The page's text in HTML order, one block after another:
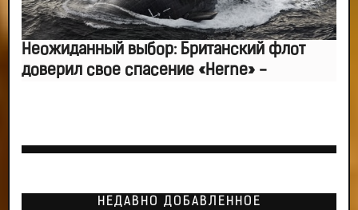
Неожиданный выбор: Британский флот
доверил свое спасение «Herne» -
НЕДАВНО ДОБАВЛЕННОЕ